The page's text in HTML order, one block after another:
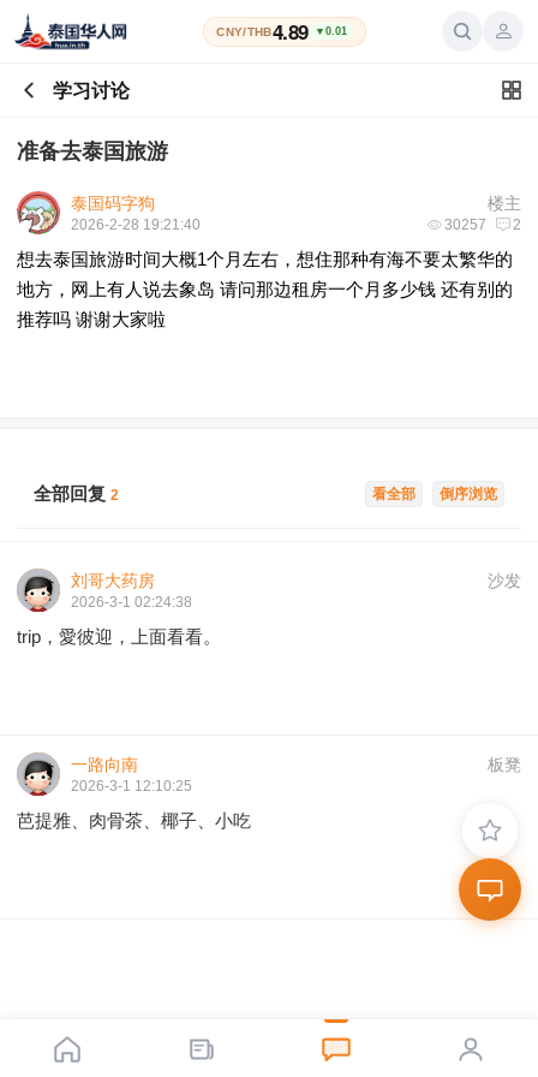
CNY/THB4.89 ▼0.01
学习讨论
准备去泰国旅游
楼主
泰国码字狗
30257 2
2026-2-28 19:21:40
想去泰国旅游时间大概1个月左右，想住那种有海不要太繁华的
地方，网上有人说去象岛 请问那边租房一个月多少钱 还有别的
推荐吗 谢谢大家啦
倒序浏览
看全部
全部回复 2
沙发
刘哥大药房
2026-3-1 02:24:38
trip，愛彼迎，上面看看。
板凳
一路向南
2026-3-1 12:10:25
芭提雅、肉骨茶、椰子、小吃